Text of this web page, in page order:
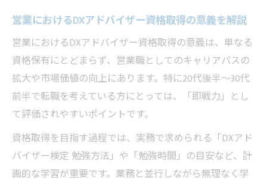
営業におけるDXアドバイザー資格取得の意義を解説
営業におけるDXアドバイザー資格取得の意義は、単なる
資格保有にとどまらず、営業職としてのキャリアパスの
拡大や市場価値の向上にあります。特に20代後半～30代
前半で転職を考えている方にとっては、「即戦力」とし
て評価されやすいポイントです。
資格取得を目指す過程では、実務で求められる「DXアド
バイザー検定 勉強方法」や「勉強時間」の目安など、計
画的な学習が重要です。業務と並行しながら無理なく学